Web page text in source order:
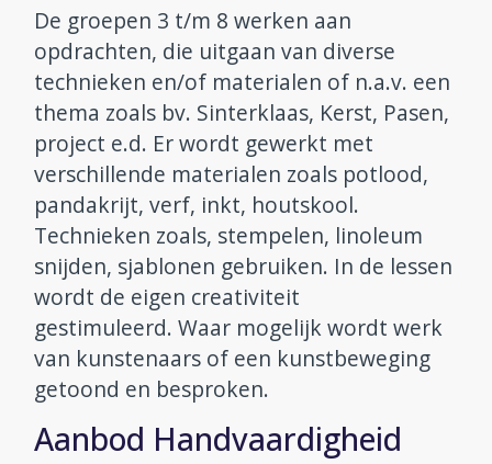
De groepen 3 t/m 8 werken aan
opdrachten, die uitgaan van diverse
technieken en/of materialen of n.a.v. een
thema zoals bv. Sinterklaas, Kerst, Pasen,
project e.d. Er wordt gewerkt met
verschillende materialen zoals potlood,
pandakrijt, verf, inkt, houtskool.
Technieken zoals, stempelen, linoleum
snijden, sjablonen gebruiken. In de lessen
wordt de eigen creativiteit
gestimuleerd. Waar mogelijk wordt werk
van kunstenaars of een kunstbeweging
getoond en besproken.
Aanbod Handvaardigheid